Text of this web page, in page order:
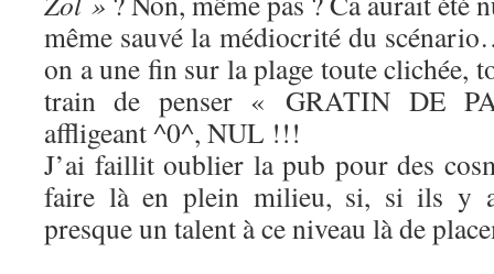
même sauvé la médiocrité du
on a une fin sur la plage toute
train de penser « GRATIN DE
affligeant ^0^, NUL !!!
J’ai faillit oublier la pub pour des
faire là en plein milieu, si, si ils y
presque un talent à ce niveau là de